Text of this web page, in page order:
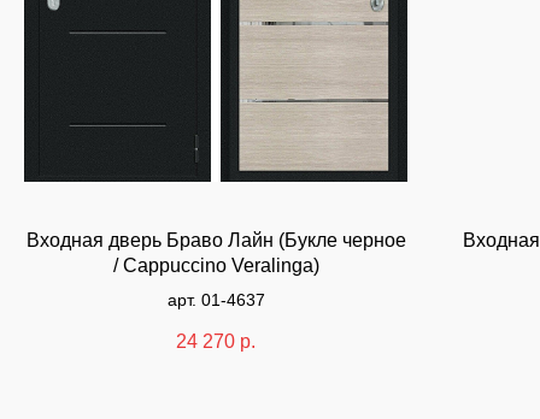
Входная дверь Браво Лайн (Букле черное
/ Cappuccino Veralinga)
арт. 01-4637
24 270 р.